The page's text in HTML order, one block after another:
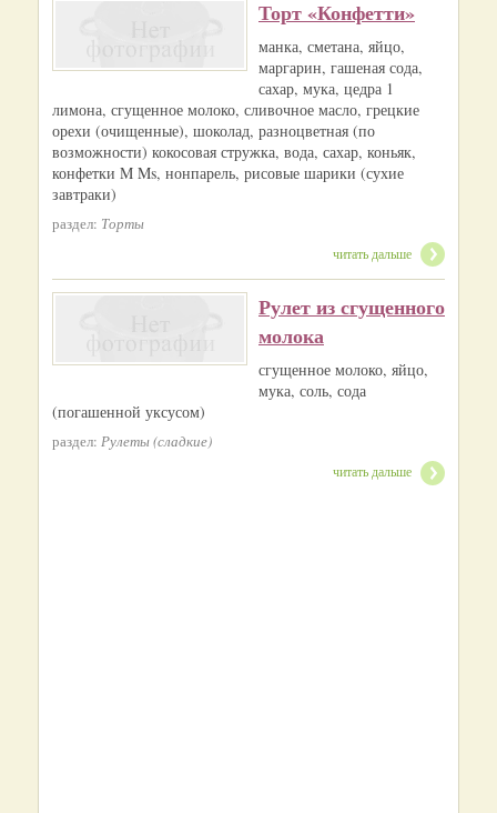
Торт «Конфетти»
манка, сметана, яйцо,
маргарин, гашеная сода,
сахар, мука, цедра 1
лимона, сгущенное молоко, сливочное масло, грецкие
орехи (очищенные), шоколад, разноцветная (по
возможности) кокосовая стружка, вода, сахар, коньяк,
конфетки M Ms, нонпарель, рисовые шарики (сухие
завтраки)
раздел: Торты
читать дальше
Рулет из сгущенного
молока
сгущенное молоко, яйцо,
мука, соль, сода
(погашенной уксусом)
раздел: Рулеты (сладкие)
читать дальше